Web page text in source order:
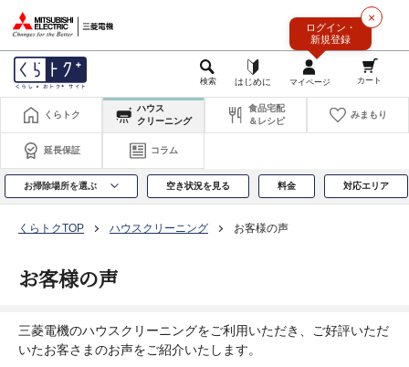
×
ログイン・
新規登録
くらトク
ハウス
クリーニング
食品宅配
＆レシピ
みまもり
延長保証 コラム
お掃除場所を選ぶ 空き状況を見る 料金 対応エリア
くらトクTOP ハウスクリーニング お客様の声
お客様の声
三菱電機のハウスクリーニングをご利用いただき、ご好評いただ
いたお客さまのお声をご紹介いたします。